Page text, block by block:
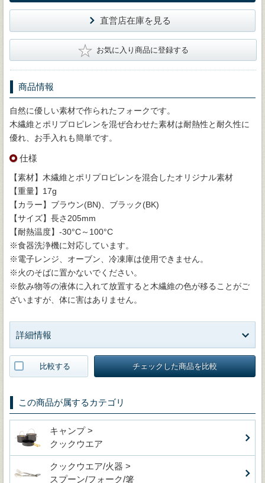
直営店在庫を見る
★ お気に入り商品に登録する
商品情報
自然に優しい素材で作られたフォークです。
木繊維とポリプロピレンを混ぜ合わせた素材は耐熱性と耐久性に
優れ、お手入れも簡単です。
仕様
【素材】木繊維とポリプロピレンを混合したオリジナル素材
【重量】17g
【カラー】ブラウン(BN)、ブラック(BK)
【サイズ】長さ205mm
【耐熱温度】-30°C～100°C
※食器洗浄機に対応しています。
※電子レンジ、オーブン、冷凍庫は使用できません。
※火のそばに置かないでください。
※飲み物等の液体に入れて放置すると木繊維の色が移ることがご
ざいますが、体に害はありません。
詳細情報
比較する チェックした商品を比較
この商品が属するカテゴリ
キャンプ >
クックウエア
クックウエア/火器 >
スプーン/フォーク/箸